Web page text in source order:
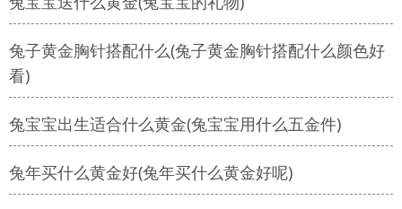
兔子黄金胸针搭配什么(兔子黄金胸针搭配什么颜色好
看)
兔宝宝出生适合什么黄金(兔宝宝用什么五金件)
兔年买什么黄金好(兔年买什么黄金好呢)